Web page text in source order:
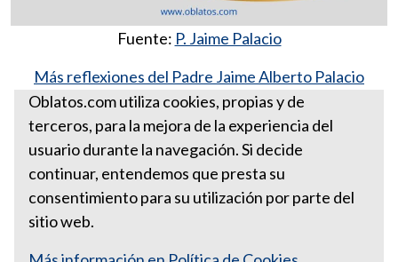
Fuente: P. Jaime Palacio
Más reflexiones del Padre Jaime Alberto Palacio
González, ocd
Para esta semana 24 de
noviembre
Oblatos.com utiliza cookies, propias y de
terceros, para la mejora de la experiencia del
usuario durante la navegación. Si decide
continuar, entendemos que presta su
consentimiento para su utilización por parte del
sitio web.